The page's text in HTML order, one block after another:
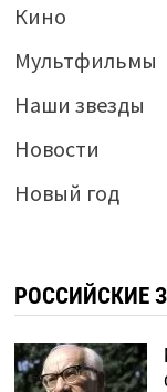
Кино
Мультфильмы
Наши звезды
Новости
Новый год
РОССИЙСКИЕ